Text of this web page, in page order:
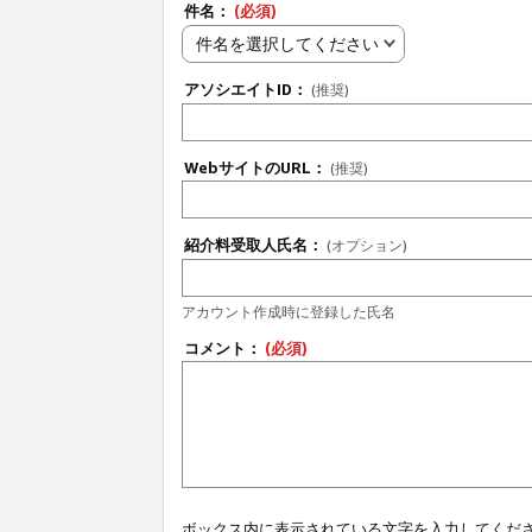
件名： (必須)
件名を選択してください
アソシエイトID： (推奨)
WebサイトのURL： (推奨)
紹介料受取人氏名： (オプション)
アカウント作成時に登録した氏名
コメント： (必須)